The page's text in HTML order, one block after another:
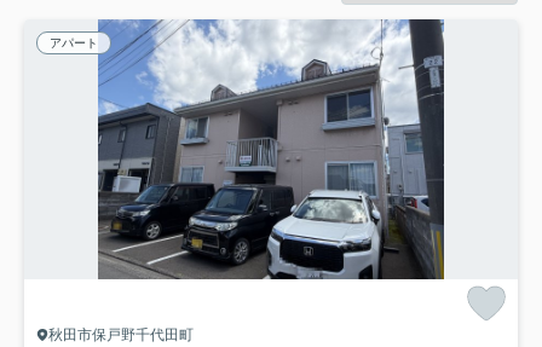
アパート
秋田市保戸野千代田町